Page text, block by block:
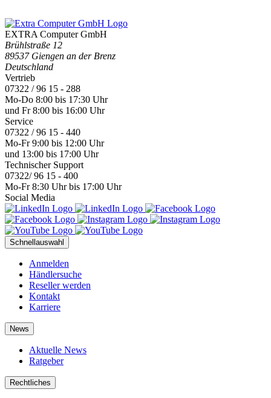
EXTRA Computer GmbH
Brühlstraße 12
89537 Giengen an der Brenz
Deutschland
Vertrieb
07322 / 96 15 - 288
Mo-Do 8:00 bis 17:30 Uhr
und Fr 8:00 bis 16:00 Uhr
Service
07322 / 96 15 - 440
Mo-Fr 9:00 bis 12:00 Uhr
und 13:00 bis 17:00 Uhr
Technischer Support
07322/ 96 15 - 400
Mo-Fr 8:30 Uhr bis 17:00 Uhr
Social Media
Schnellauswahl
Anmelden
Händlersuche
Reseller werden
Kontakt
Karriere
News
Aktuelle News
Ratgeber
Rechtliches